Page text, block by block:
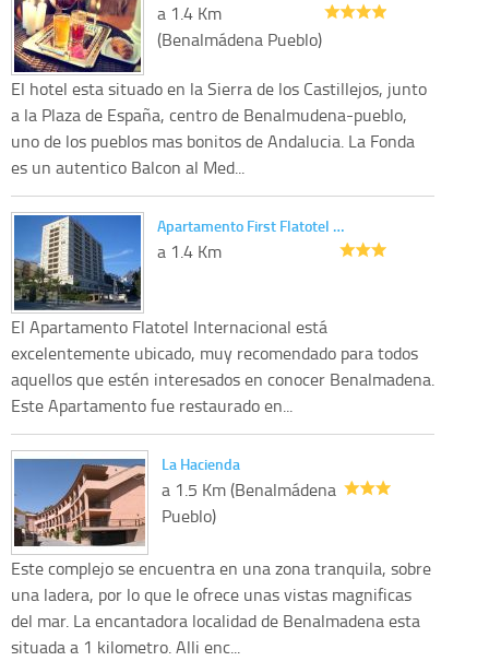
a 1.4 Km
(Benalmádena Pueblo)
El hotel esta situado en la Sierra de los Castillejos, junto
a la Plaza de España, centro de Benalmudena-pueblo,
uno de los pueblos mas bonitos de Andalucia. La Fonda
es un autentico Balcon al Med...
Apartamento First Flatotel …
a 1.4 Km
El Apartamento Flatotel Internacional está
excelentemente ubicado, muy recomendado para todos
aquellos que estén interesados en conocer Benalmadena.
Este Apartamento fue restaurado en...
La Hacienda
a 1.5 Km (Benalmádena
Pueblo)
Este complejo se encuentra en una zona tranquila, sobre
una ladera, por lo que le ofrece unas vistas magnificas
del mar. La encantadora localidad de Benalmadena esta
situada a 1 kilometro. Alli enc...